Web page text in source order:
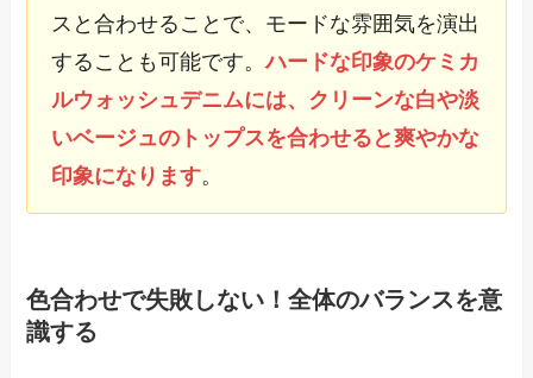
スと合わせることで、モードな雰囲気を演出
することも可能です。ハードな印象のケミカ
ルウォッシュデニムには、クリーンな白や淡
いベージュのトップスを合わせると爽やかな
印象になります。
色合わせで失敗しない！全体のバランスを意
識する